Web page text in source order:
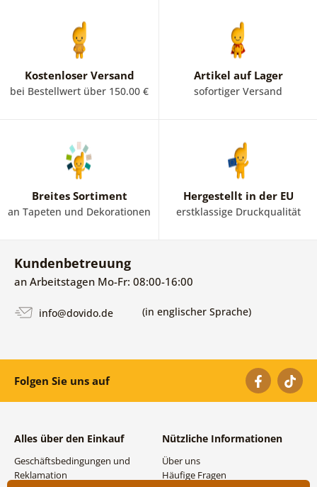
Kostenloser Versand
bei Bestellwert über 150.00 €
Artikel auf Lager
sofortiger Versand
Breites Sortiment
an Tapeten und Dekorationen
Hergestellt in der EU
erstklassige Druckqualität
Kundenbetreuung
an Arbeitstagen Mo-Fr: 08:00-16:00
info@dovido.de (in englischer Sprache)
Folgen Sie uns auf
Alles über den Einkauf
Geschäftsbedingungen und
Reklamation
Nützliche Informationen
Über uns
Häufige Fragen